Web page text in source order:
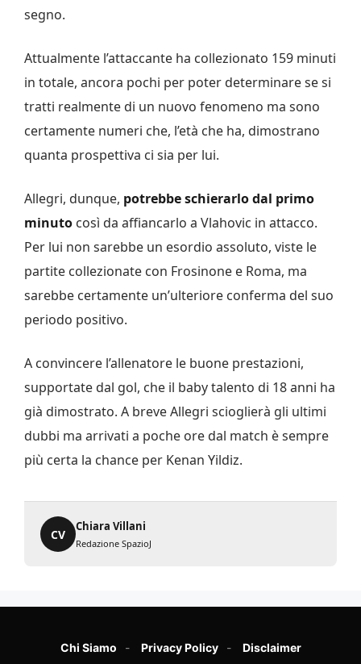
segno.
Attualmente l’attaccante ha collezionato 159 minuti
in totale, ancora pochi per poter determinare se si
tratti realmente di un nuovo fenomeno ma sono
certamente numeri che, l’età che ha, dimostrano
quanta prospettiva ci sia per lui.
Allegri, dunque, potrebbe schierarlo dal primo
minuto così da affiancarlo a Vlahovic in attacco.
Per lui non sarebbe un esordio assoluto, viste le
partite collezionate con Frosinone e Roma, ma
sarebbe certamente un’ulteriore conferma del suo
periodo positivo.
A convincere l’allenatore le buone prestazioni,
supportate dal gol, che il baby talento di 18 anni ha
già dimostrato. A breve Allegri scioglierà gli ultimi
dubbi ma arrivati a poche ore dal match è sempre
più certa la chance per Kenan Yildiz.
CV
Chiara Villani
Redazione SpazioJ
Chi Siamo Privacy Policy Disclaimer